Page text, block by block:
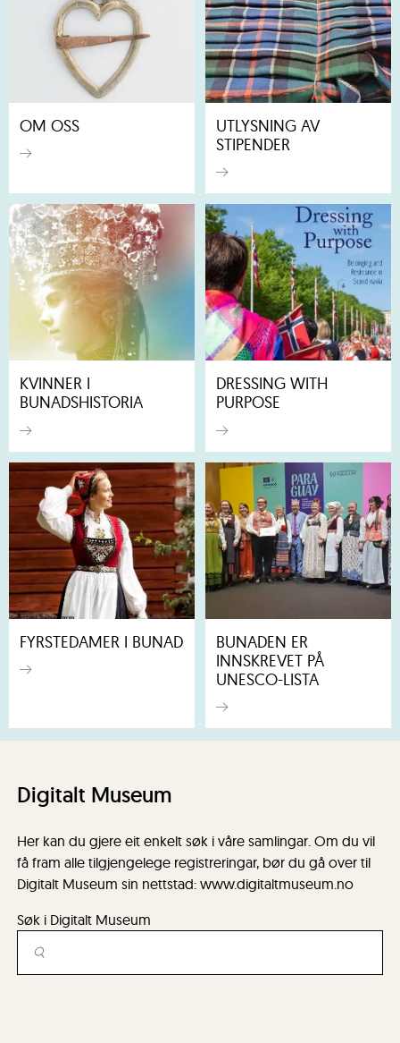
OM OSS
UTLYSNING AV
STIPENDER
KVINNER I
BUNADSHISTORIA
DRESSING WITH
PURPOSE
FYRSTEDAMER I BUNAD
BUNADEN ER
INNSKREVET PÅ
UNESCO-LISTA
Digitalt Museum
Her kan du gjere eit enkelt søk i våre samlingar. Om du vil
få fram alle tilgjengelege registreringar, bør du gå over til
Digitalt Museum sin nettstad: www.digitaltmuseum.no
Søk i Digitalt Museum